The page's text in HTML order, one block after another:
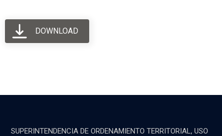
DOWNLOAD
SUPERINTENDENCIA DE ORDENAMIENTO TERRITORIAL, USO